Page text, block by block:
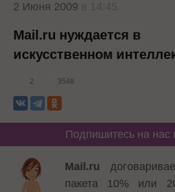
2 Июня 2009
Mail.ru нуждается в
искусственном
2 3548
Подпишитесь на нас
Mail.ru
пакета 10% или